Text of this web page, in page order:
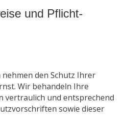
und Pflicht­
den Schutz Ihrer
Wir behandeln Ihre
vertraulich und entsprechend
sowie dieser